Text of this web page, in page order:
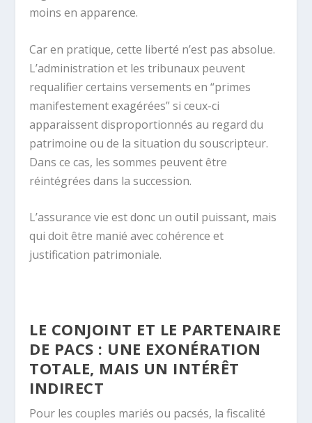
moins en apparence.
Car en pratique, cette liberté n’est pas absolue.
L’administration et les tribunaux peuvent
requalifier certains versements en “primes
manifestement exagérées” si ceux-ci
apparaissent disproportionnés au regard du
patrimoine ou de la situation du souscripteur.
Dans ce cas, les sommes peuvent être
réintégrées dans la succession.
L’assurance vie est donc un outil puissant, mais
qui doit être manié avec cohérence et
justification patrimoniale.
LE CONJOINT ET LE PARTENAIRE
DE PACS : UNE EXONÉRATION
TOTALE, MAIS UN INTÉRÊT
INDIRECT
Pour les couples mariés ou pacsés, la fiscalité